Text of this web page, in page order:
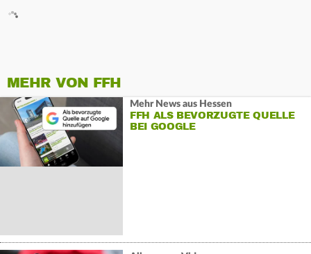
MEHR VON FFH
Mehr News aus Hessen
FFH ALS BEVORZUGTE QUELLE
BEI GOOGLE